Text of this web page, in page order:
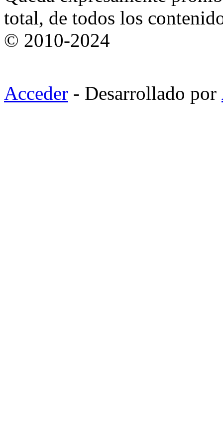
total, de todos los
© 2010-2024
Acceder - Desarrollado por